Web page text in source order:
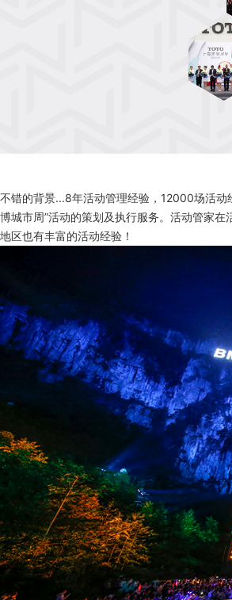
不错的背景...8年活动管理经验，12000场活动
博城市周”活动的策划及执行服务。活动管家
地区也有丰富的活动经验！